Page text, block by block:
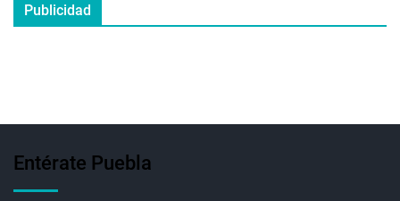
Publicidad
Entérate Puebla